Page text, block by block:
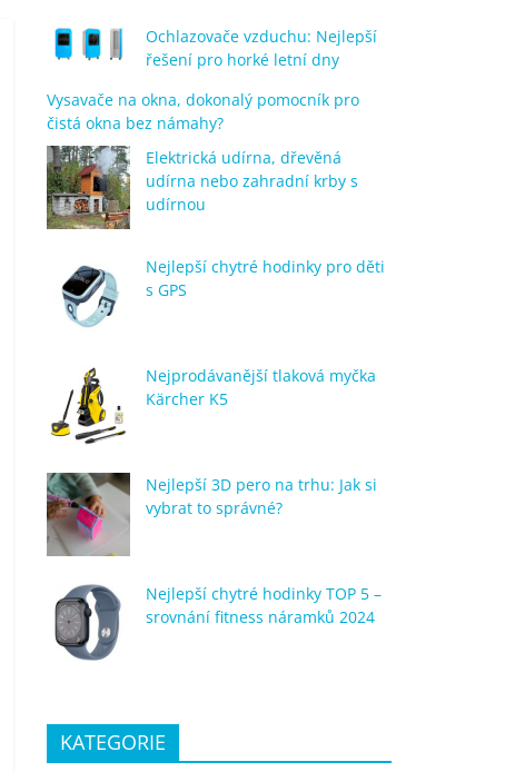
Ochlazovače vzduchu: Nejlepší
řešení pro horké letní dny
Vysavače na okna, dokonalý pomocník pro
čistá okna bez námahy?
Elektrická udírna, dřevěná
udírna nebo zahradní krby s
udírnou
Nejlepší chytré hodinky pro děti
s GPS
Nejprodávanější tlaková myčka
Kärcher K5
Nejlepší 3D pero na trhu: Jak si
vybrat to správné?
Nejlepší chytré hodinky TOP 5 –
srovnání fitness náramků 2024
KATEGORIE